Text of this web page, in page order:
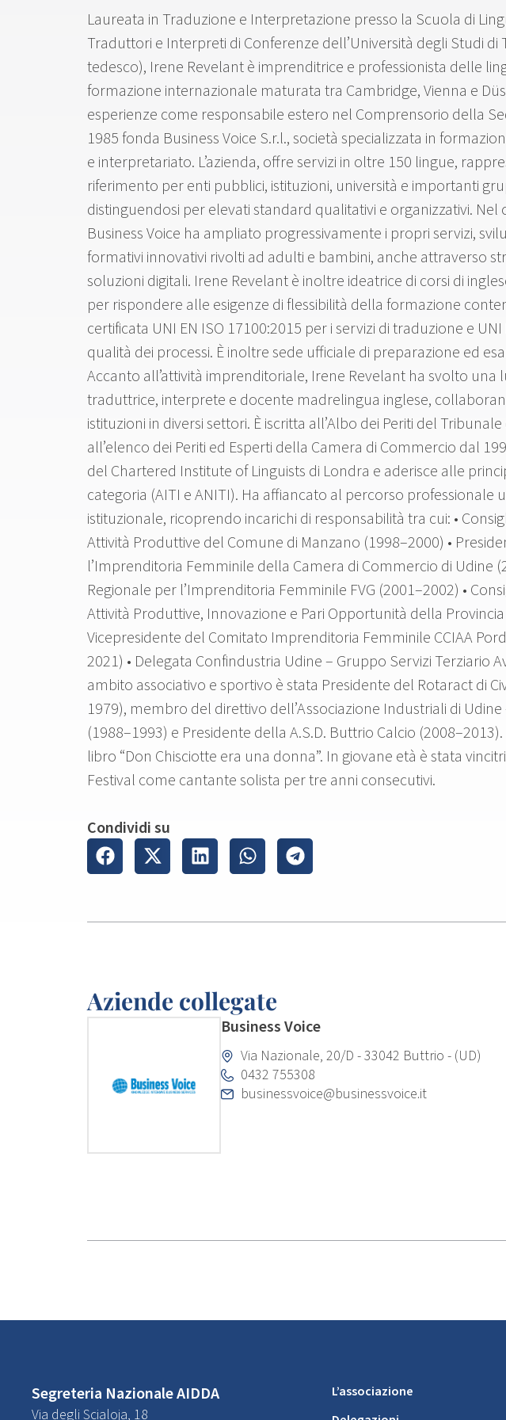
Laureata in Traduzione e Interpretazione presso la Scuola di
Traduttori e Interpreti di Conferenze dell’Università degli Studi di
tedesco), Irene Revelant è imprenditrice e professionista delle
formazione internazionale maturata tra Cambridge, Vienna e
esperienze come responsabile estero nel Comprensorio della
1985 fonda Business Voice S.r.l., società specializzata in
e interpretariato. L’azienda, offre servizi in oltre 150 lingue,
riferimento per enti pubblici, istituzioni, università e importanti
distinguendosi per elevati standard qualitativi e organizzativi. Nel
Business Voice ha ampliato progressivamente i propri servizi,
formativi innovativi rivolti ad adulti e bambini, anche attraverso
soluzioni digitali. Irene Revelant è inoltre ideatrice di corsi di
per rispondere alle esigenze di flessibilità della formazione
certificata UNI EN ISO 17100:2015 per i servizi di traduzione e
qualità dei processi. È inoltre sede ufficiale di preparazione ed
Accanto all’attività imprenditoriale, Irene Revelant ha svolto una
traduttrice, interprete e docente madrelingua inglese,
istituzioni in diversi settori. È iscritta all’Albo dei Periti del
all’elenco dei Periti ed Esperti della Camera di Commercio dal
del Chartered Institute of Linguists di Londra e aderisce alle
categoria (AITI e ANITI). Ha affiancato al percorso professionale
istituzionale, ricoprendo incarichi di responsabilità tra cui: •
Attività Produttive del Comune di Manzano (1998–2000) •
l’Imprenditoria Femminile della Camera di Commercio di Udine
Regionale per l’Imprenditoria Femminile FVG (2001–2002) •
Attività Produttive, Innovazione e Pari Opportunità della Provincia
Vicepresidente del Comitato Imprenditoria Femminile CCIAA
2021) • Delegata Confindustria Udine – Gruppo Servizi Terziario
ambito associativo e sportivo è stata Presidente del Rotaract di
1979), membro del direttivo dell’Associazione Industriali di
(1988–1993) e Presidente della A.S.D. Buttrio Calcio
libro “Don Chisciotte era una donna”. In giovane età è stata
Festival come cantante solista per tre anni consecutivi.
Condividi su
Aziende collegate
Business Voice
Via Nazionale, 20/D - 33042 Buttrio - (UD)
0432 755308
businessvoice@businessvoice.it
Segreteria Nazionale AIDDA
Via degli Scialoja, 18
L’associazione